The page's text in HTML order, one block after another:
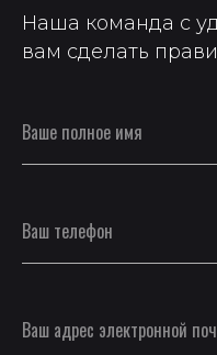
Наша команда с
вам сделать